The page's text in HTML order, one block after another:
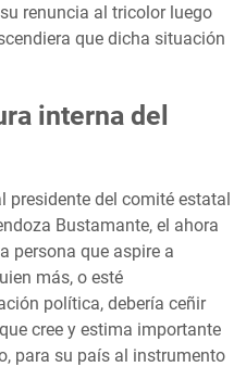
renuncia al tricolor luego
que dicha situación
interna del
presidente del comité estatal
Bustamante, el ahora
persona que aspire a
más, o esté
política, debería ceñir
cree y estima importante
para su país al instrumento